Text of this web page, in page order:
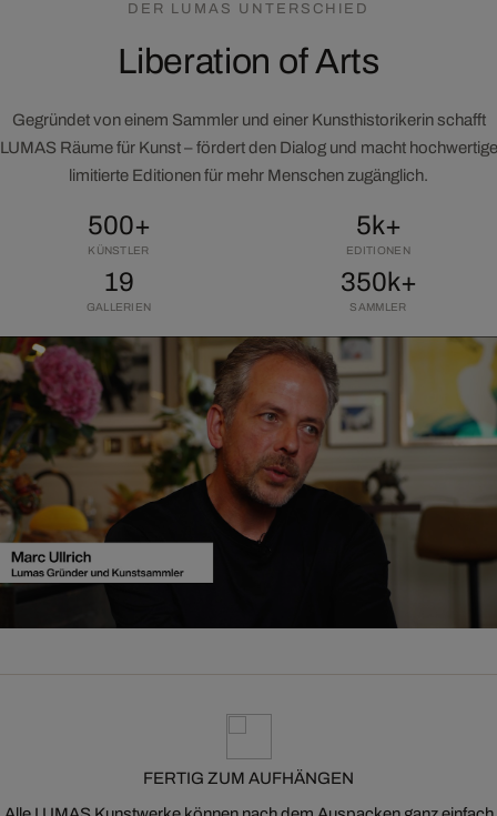
DER LUMAS UNTERSCHIED
Liberation of Arts
Gegründet von einem Sammler und einer Kunsthistorikerin schafft
LUMAS Räume für Kunst – fördert den Dialog und macht hochwertige
limitierte Editionen für mehr Menschen zugänglich.
500+
KÜNSTLER
5k+
EDITIONEN
19
GALLERIEN
350k+
SAMMLER
FERTIG ZUM AUFHÄNGEN